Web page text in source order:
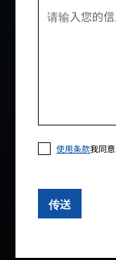
使用条款我同意